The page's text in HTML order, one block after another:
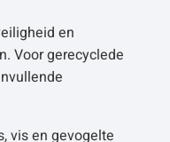
en
Voor gerecyclede
vis en gevogelte